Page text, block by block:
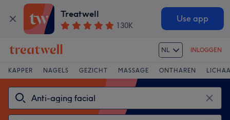
Treatwell
130K
Use app
NL INLOGGEN
KAPPER NAGELS GEZICHT MASSAGE ONTHAREN